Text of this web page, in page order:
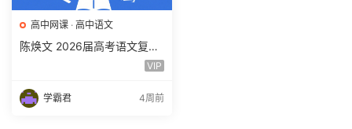
高中网课 · 高中语文
陈焕文 2026届高考语文复习
网课 高三语文 一二三轮视频
VIP
学霸君 4周前